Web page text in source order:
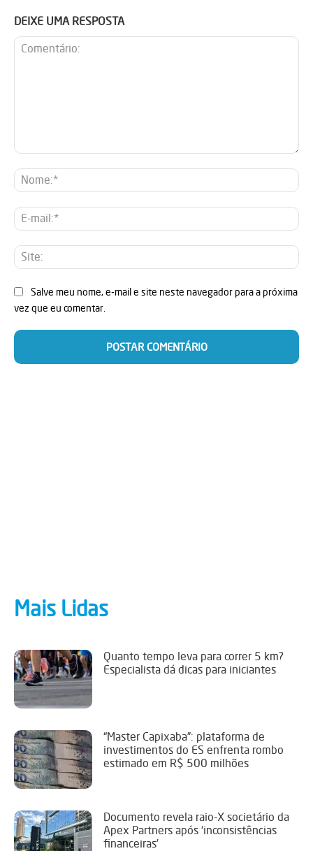
DEIXE UMA RESPOSTA
E-
Salve meu nome, e-mail e site neste navegador para a próxima
vez que eu comentar.
Mais Lidas
Quanto tempo leva para correr 5 km?
Especialista dá dicas para iniciantes
“Master Capixaba”: plataforma de
investimentos do ES enfrenta rombo
estimado em R$ 500 milhões
Documento revela raio-X societário da
Apex Partners após ‘inconsistências
financeiras’